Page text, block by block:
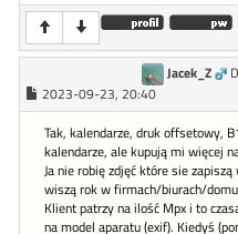
Jacek_Z
2023-09-23, 20:40
Tak, kalendarze, druk offsetowy,
kalendarze, ale kupują mi więcej
Ja nie robię zdjęć które sie
wiszą rok w firmach/biurach/
Klient patrzy na ilość Mpx i to
na model aparatu (exif). Kiedyś